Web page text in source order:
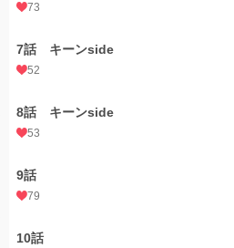
73
7話 キーンside
52
8話 キーンside
53
9話
79
10話